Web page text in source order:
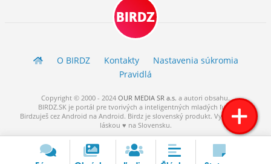
BIRDZ
O BIRDZ Kontakty
Nastavenia súkromia
Pravidlá
Copyright © 2000 - 2024 OUR MEDIA SR a.s. a autori obsahu.
BIRDZ.SK je portál pre tvorivých a inteligentných mladých ľudí.
Birdzuješ cez Android na Android. Birdz je slovenský produkt. Vytvorené s
láskou ♥ na Slovensku.